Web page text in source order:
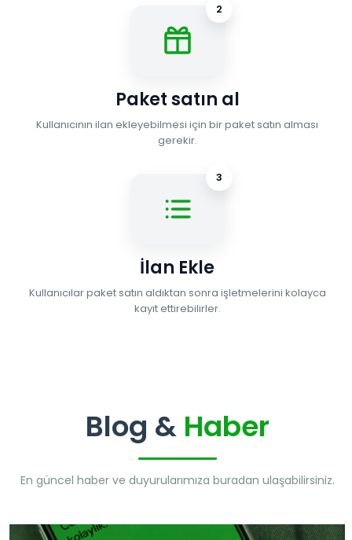
2
Paket satın al
Kullanıcının ilan ekleyebilmesi için bir paket satın alması
gerekir.
3
İlan Ekle
Kullanıcılar paket satın aldıktan sonra işletmelerini kolayca
kayıt ettirebilirler.
Blog &Haber
En güncel haber ve duyurularımıza buradan ulaşabilirsiniz.